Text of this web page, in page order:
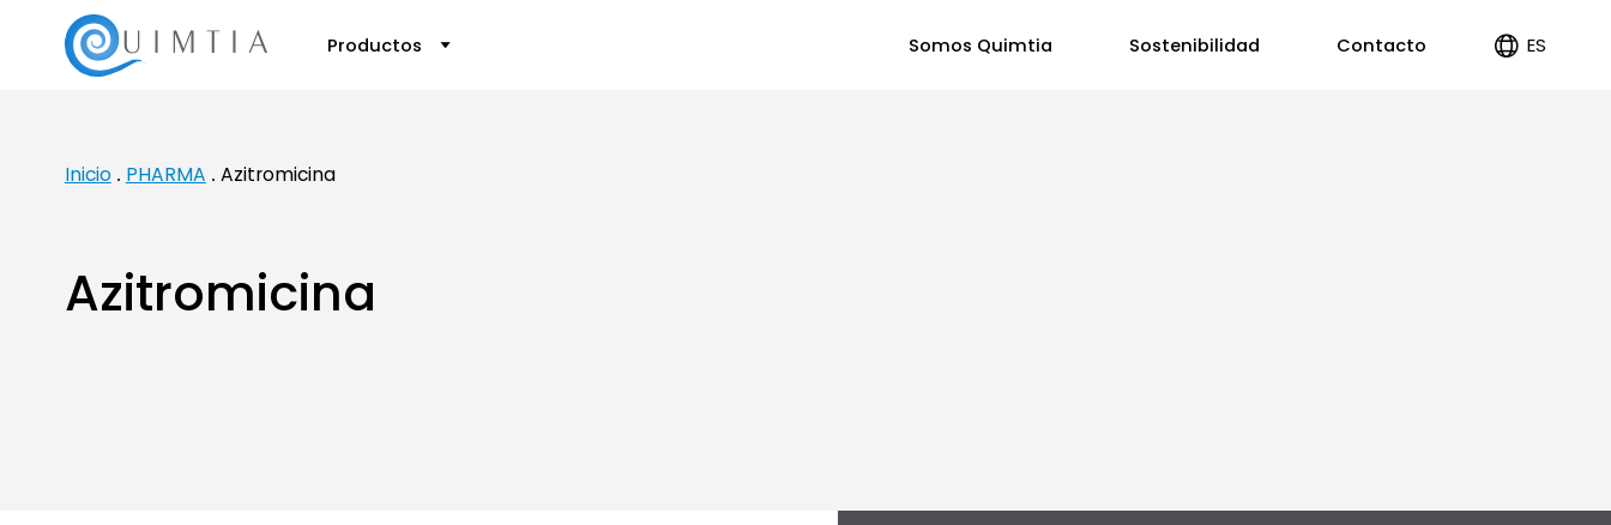
Productos Somos Quimtia Sostenibilidad Contacto ES
Inicio
PHARMA Azitromicina
Azitromicina